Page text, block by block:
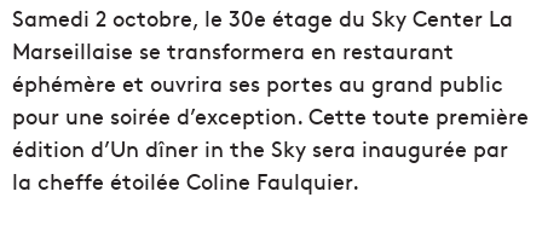
Samedi 2 octobre, le 30e étage du Sky Center La
Marseillaise se transformera en restaurant
éphémère et ouvrira ses portes au grand public
pour une soirée d’exception. Cette toute première
édition d’Un dîner in the Sky sera inaugurée par
la cheffe étoilée Coline Faulquier.